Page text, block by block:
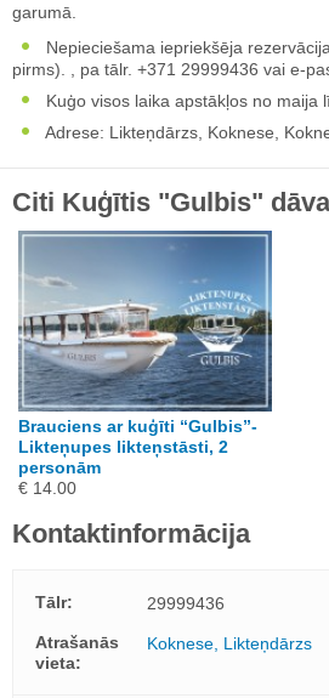
garumā.
Nepieciešama iepriekšēja
pirms). , pa tālr. +371 29999436 vai e-
Kuģo visos laika apstākļos no maija
Adrese: Likteņdārzs, Koknese,
Citi Kuģītis "Gulbis"
Brauciens ar kuģīti “Gulbis”-
Likteņupes likteņstāsti, 2
personām
€ 14.00
Kontaktinformācija
Tālr:
29999436
Atrašanās
vieta:
Koknese, Likteņdārzs